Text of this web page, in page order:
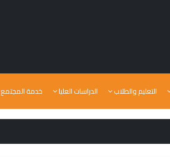
التعليم والطلاب الدراسات العليا خدمة المجتمع